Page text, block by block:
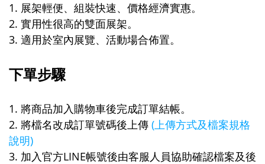
1. 展架輕便、組裝快速、價格經濟實惠。
2. 實用性很高的雙面展架。
3. 適用於室內展覽、活動場合佈置。
下單步驟
1. 將商品加入購物車後完成訂單結帳。
2. 將檔名改成訂單號碼後上傳 (上傳方式及檔案規格
說明)
3. 加入官方LINE帳號後由客服人員協助確認檔案及後